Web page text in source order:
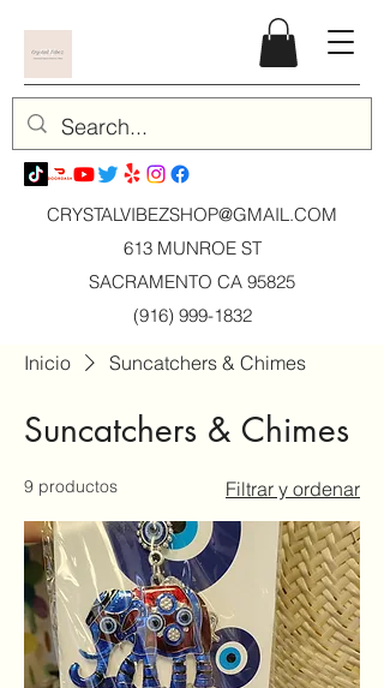
CRYSTALVIBEZSHOP@GMAIL.COM
613 MUNROE ST
SACRAMENTO CA 95825
(916) 999-1832
Inicio Suncatchers & Chimes
Suncatchers & Chimes
9 productos Filtrar y ordenar